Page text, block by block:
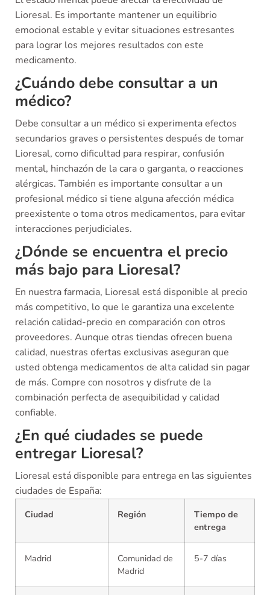
Lioresal. Es importante mantener un equilibrio
emocional estable y evitar situaciones estresantes
para lograr los mejores resultados con este
medicamento.
¿Cuándo debe consultar a un
médico?
Debe consultar a un médico si experimenta efectos
secundarios graves o persistentes después de tomar
Lioresal, como dificultad para respirar, confusión
mental, hinchazón de la cara o garganta, o reacciones
alérgicas. También es importante consultar a un
profesional médico si tiene alguna afección médica
preexistente o toma otros medicamentos, para evitar
interacciones perjudiciales.
¿Dónde se encuentra el precio
más bajo para Lioresal?
En nuestra farmacia, Lioresal está disponible al precio
más competitivo, lo que le garantiza una excelente
relación calidad-precio en comparación con otros
proveedores. Aunque otras tiendas ofrecen buena
calidad, nuestras ofertas exclusivas aseguran que
usted obtenga medicamentos de alta calidad sin pagar
de más. Compre con nosotros y disfrute de la
combinación perfecta de asequibilidad y calidad
confiable.
¿En qué ciudades se puede
entregar Lioresal?
Lioresal está disponible para entrega en las siguientes
ciudades de España:
Ciudad Región
Tiempo de
entrega
Madrid
Comunidad de
Madrid
5-7 días